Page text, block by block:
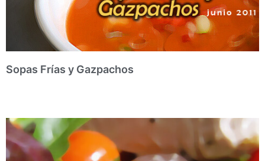
Sopas Frías y Gazpachos